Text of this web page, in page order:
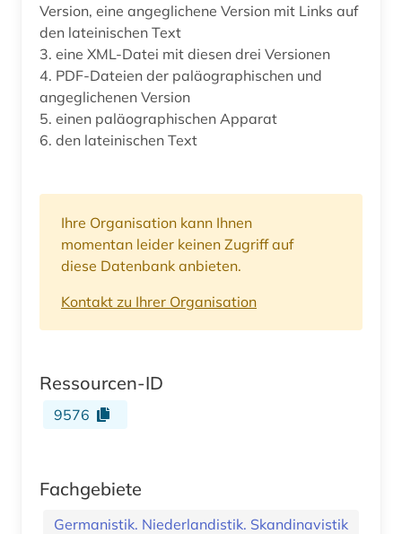
Version, eine angeglichene Version mit Links auf
den lateinischen Text
3. eine XML-Datei mit diesen drei Versionen
4. PDF-Dateien der paläographischen und
angeglichenen Version
5. einen paläographischen Apparat
6. den lateinischen Text
Ihre Organisation kann Ihnen
momentan leider keinen Zugriff auf
diese Datenbank anbieten.
Kontakt zu Ihrer Organisation
Ressourcen-ID
9576
Fachgebiete
Germanistik. Niederlandistik. Skandinavistik